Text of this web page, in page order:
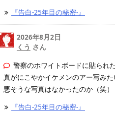
『告白-25年目の秘密-』
2026年8月2日
くう さん
警察のホワイトボードに貼られ
真がにこやかイケメンのアー写みた
悪そうな写真はなかったのか（笑
『告白-25年目の秘密-』